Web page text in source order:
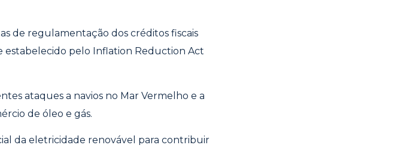
de regulamentação dos créditos fiscais
estabelecido pelo Inflation Reduction Act
ataques a navios no Mar Vermelho e a
de óleo e gás.
da eletricidade renovável para contribuir